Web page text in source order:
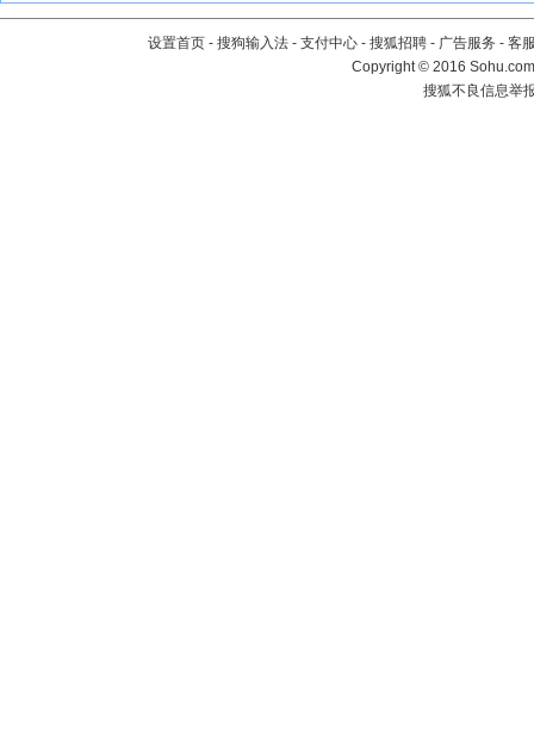
设置首页 - 搜狗输入法 - 支付中心 - 搜狐招聘 - 广告服务 - 客
Copyright©2016
搜狐不良信息举